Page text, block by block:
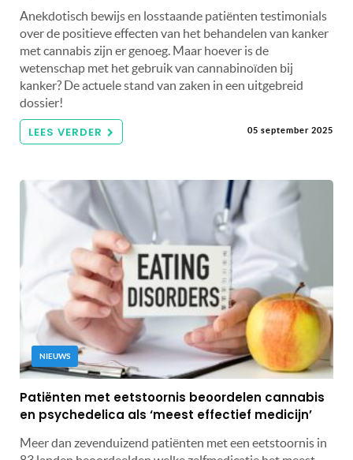
Anekdotisch bewijs en losstaande patiënten testimonials
over de positieve effecten van het behandelen van kanker
met cannabis zijn er genoeg. Maar hoever is de
wetenschap met het gebruik van cannabinoïden bij
kanker? De actuele stand van zaken in een uitgebreid
dossier!
LEES VERDER 05 september 2025
NIEUWS
Patiënten met eetstoornis beoordelen cannabis
en psychedelica als ‘meest effectief medicijn’
Meer dan zevenduizend patiënten met een eetstoornis in